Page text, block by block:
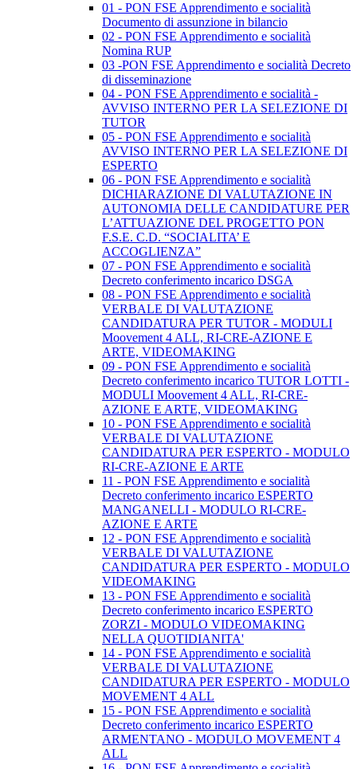
01 - PON FSE Apprendimento e socialità
Documento di assunzione in bilancio
02 - PON FSE Apprendimento e socialità
Nomina RUP
03 -PON FSE Apprendimento e socialità Decreto
di disseminazione
04 - PON FSE Apprendimento e socialità -
AVVISO INTERNO PER LA SELEZIONE DI
TUTOR
05 - PON FSE Apprendimento e socialità
AVVISO INTERNO PER LA SELEZIONE DI
ESPERTO
06 - PON FSE Apprendimento e socialità
DICHIARAZIONE DI VALUTAZIONE IN
AUTONOMIA DELLE CANDIDATURE PER
L’ATTUAZIONE DEL PROGETTO PON
F.S.E. C.D. “SOCIALITA’ E
ACCOGLIENZA”
07 - PON FSE Apprendimento e socialità
Decreto conferimento incarico DSGA
08 - PON FSE Apprendimento e socialità
VERBALE DI VALUTAZIONE
CANDIDATURA PER TUTOR - MODULI
Moovement 4 ALL, RI-CRE-AZIONE E
ARTE, VIDEOMAKING
09 - PON FSE Apprendimento e socialità
Decreto conferimento incarico TUTOR LOTTI -
MODULI Moovement 4 ALL, RI-CRE-
AZIONE E ARTE, VIDEOMAKING
10 - PON FSE Apprendimento e socialità
VERBALE DI VALUTAZIONE
CANDIDATURA PER ESPERTO - MODULO
RI-CRE-AZIONE E ARTE
11 - PON FSE Apprendimento e socialità
Decreto conferimento incarico ESPERTO
MANGANELLI - MODULO RI-CRE-
AZIONE E ARTE
12 - PON FSE Apprendimento e socialità
VERBALE DI VALUTAZIONE
CANDIDATURA PER ESPERTO - MODULO
VIDEOMAKING
13 - PON FSE Apprendimento e socialità
Decreto conferimento incarico ESPERTO
ZORZI - MODULO VIDEOMAKING
NELLA QUOTIDIANITA'
14 - PON FSE Apprendimento e socialità
VERBALE DI VALUTAZIONE
CANDIDATURA PER ESPERTO - MODULO
MOVEMENT 4 ALL
15 - PON FSE Apprendimento e socialità
Decreto conferimento incarico ESPERTO
ARMENTANO - MODULO MOVEMENT 4
ALL